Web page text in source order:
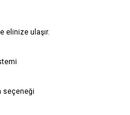
elinize ulaşır.
seçeneği